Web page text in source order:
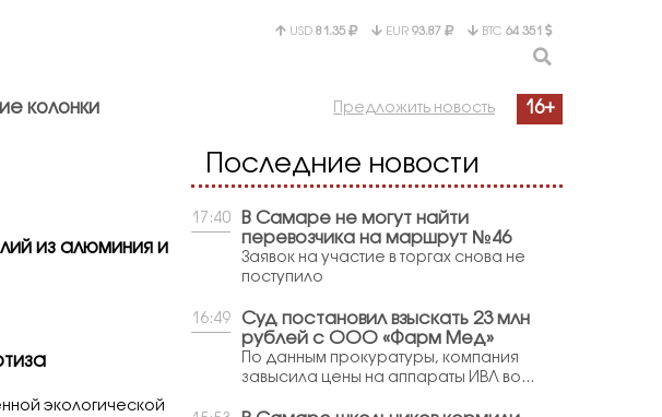
USD 81.35 EUR 93.87 BTC 64 351
колонки Предложить новость 16+
из алюминия и
экологической
Последние новости
17:40
В Самаре не могут найти
перевозчика на маршрут №46
Заявок на участие в торгах снова не
поступило
16:49
Суд постановил взыскать 23 млн
рублей с ООО «Фарм Мед»
По данным прокуратуры, компания
завысила цены на аппараты ИВЛ во...